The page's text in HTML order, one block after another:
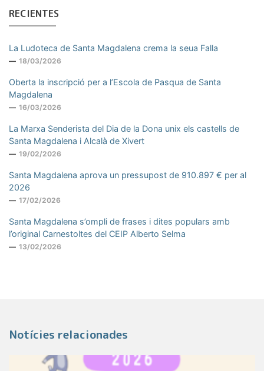
RECIENTES
La Ludoteca de Santa Magdalena crema la seua Falla
18/03/2026
Oberta la inscripció per a l’Escola de Pasqua de Santa
Magdalena
16/03/2026
La Marxa Senderista del Dia de la Dona unix els castells de
Santa Magdalena i Alcalà de Xivert
19/02/2026
Santa Magdalena aprova un pressupost de 910.897 € per al
2026
17/02/2026
Santa Magdalena s’ompli de frases i dites populars amb
l’original Carnestoltes del CEIP Alberto Selma
13/02/2026
Notícies relacionades